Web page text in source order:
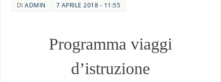
DIADMIN 7 APRILE 2018 - 11:55
Programma viaggi
d’istruzione